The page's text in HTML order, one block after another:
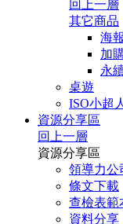
回上一層
其它商品
海報
加
永
桌遊
ISO小超
資源分享區
回上一層
資源分享區
領導力公
條文下載
查檢表範
資料分享